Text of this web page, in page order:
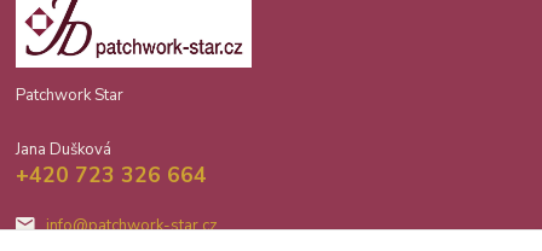
Patchwork Star
Jana Dušková
+420 723 326 664
info@patchwork-star.cz